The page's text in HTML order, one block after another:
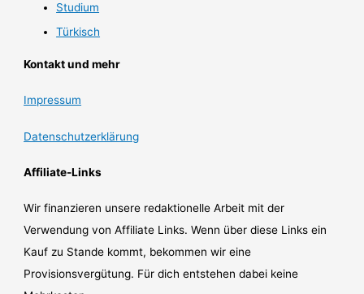
Studium
Türkisch
Kontakt und mehr
Impressum
Datenschutzerklärung
Affiliate-Links
Wir finanzieren unsere redaktionelle Arbeit mit der
Verwendung von Affiliate Links. Wenn über diese Links ein
Kauf zu Stande kommt, bekommen wir eine
Provisionsvergütung. Für dich entstehen dabei keine